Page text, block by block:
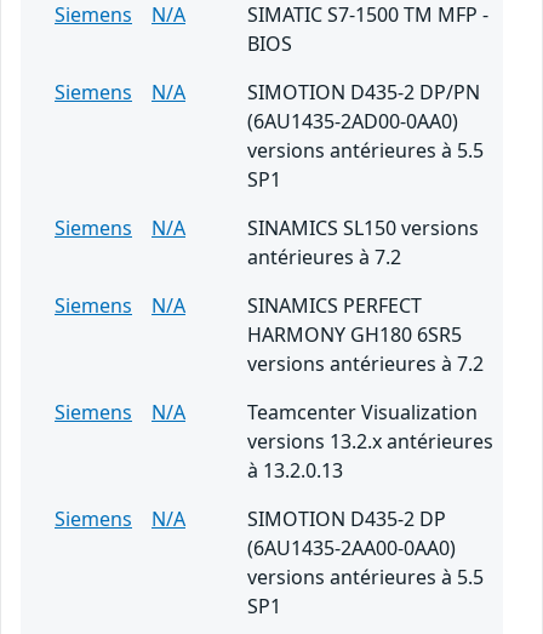
Siemens
N/A
SIMATIC S7-1500 TM MFP -
BIOS
Siemens
N/A
SIMOTION D435-2 DP/PN
(6AU1435-2AD00-0AA0)
versions antérieures à 5.5
SP1
Siemens
N/A
SINAMICS SL150 versions
antérieures à 7.2
Siemens
N/A
SINAMICS PERFECT
HARMONY GH180 6SR5
versions antérieures à 7.2
Siemens
N/A
Teamcenter Visualization
versions 13.2.x antérieures
à 13.2.0.13
Siemens
N/A
SIMOTION D435-2 DP
(6AU1435-2AA00-0AA0)
versions antérieures à 5.5
SP1